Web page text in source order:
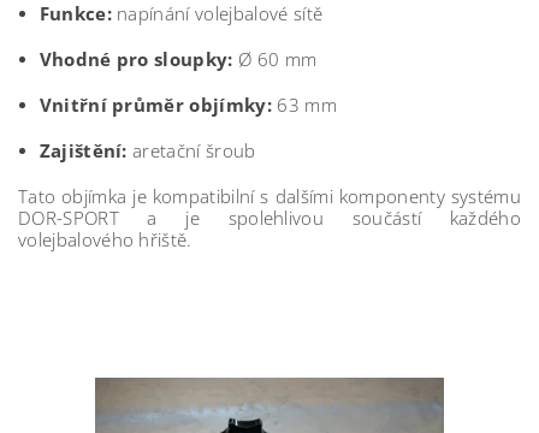
Funkce:napínání volejbalové sítě
Vhodné pro sloupky: Ø 60 mm
Vnitřní průměr objímky:63 mm
Zajištění: aretační šroub
Tato objímka je kompatibilní s dalšími komponenty systému
DOR-SPORT a je spolehlivou součástí každého
volejbalového hřiště.